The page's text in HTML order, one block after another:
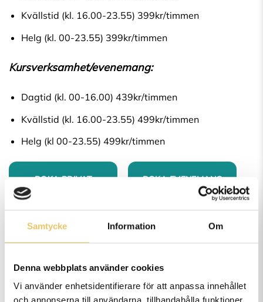
Samtycke Information Om
Denna webbplats använder cookies
Vi använder enhetsidentifierare för att anpassa innehållet
Kvällstid (kl. 16.00-23.55) 399kr/timmen
Helg (kl. 00-23.55) 399kr/timmen
Kursverksamhet/evenemang:
Dagtid (kl. 00-16.00) 439kr/timmen
Kvällstid (kl. 16.00-23.55) 499kr/timmen
Helg (kl 00-23.55) 499kr/timmen
BOKA PRIVAT BOKA EVENEMANG